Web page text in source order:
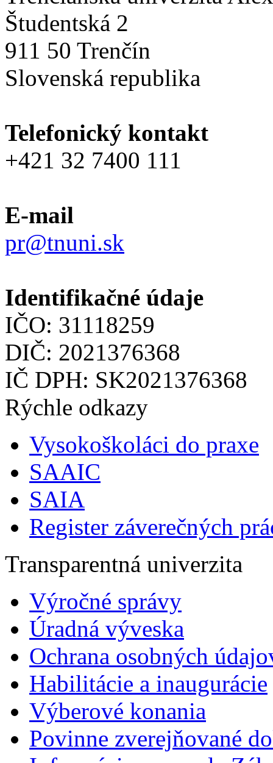
Študentská 2
911 50 Trenčín
Slovenská republika
Telefonický kontakt
+421 32 7400 111
E-mail
pr@tnuni.sk
Identifikačné údaje
IČO: 31118259
DIČ: 2021376368
IČ DPH: SK2021376368
Rýchle odkazy
Vysokoškoláci do praxe
SAAIC
SAIA
Register záverečných
Transparentná univerzita
Výročné správy
Úradná výveska
Ochrana osobných
Habilitácie a inaugurácie
Výberové konania
Povinne zverejňované